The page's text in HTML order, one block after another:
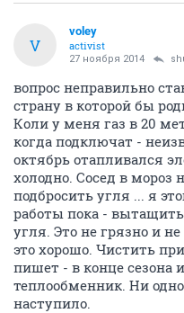
V
voley
activist
27 ноября 2014
вопрос неправильно
страну в которой бы
Коли у меня газ в 20
когда подключат -
октябрь отапливался
холодно. Сосед в
подбросить угля ... я
работы пока -
угля. Это не грязно и
это хорошо. Чистить
пишет - в конце сезона
теплообменник. Ни
наступило.